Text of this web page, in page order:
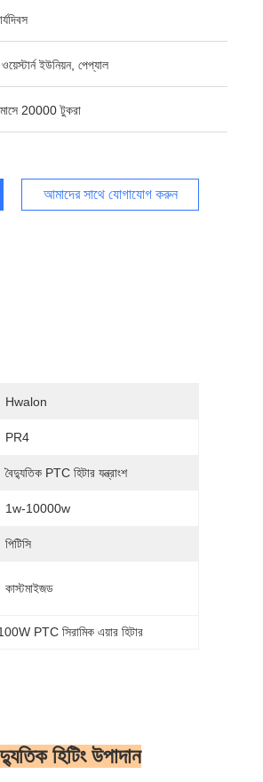
ইউনিয়ন, পেপ্যাল
20000 টুকরা
আমাদের সাথে যোগাযোগ করুন
Hwalon
PR4
বৈদ্যুতিক PTC হিটার যন্ত্রাংশ
1w-10000w
পিটিসি
কাস্টমাইজড
PTC সিরামিক এয়ার হিটার
হিটিং উপাদান